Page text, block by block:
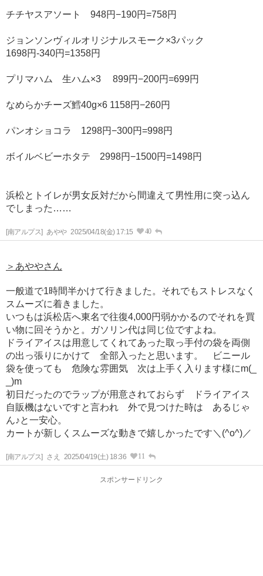
チチヤスアソート 948円−190円=758円
ジョンソンヴィルオリジナルスモーク×3パック
1698円-340円=1358円
プリマハム 生ハム×3 899円−200円=699円
なめらかチーズ鱈40g×6 1158円−260円
パンオショコラ 1298円−300円=998円
ボイルベビーホタテ 2998円−1500円=1498円
浜松とトイレが男女反対だから間違えて男性用に突っ込ん
でしまった……
[南アルプス] あやや 2025/04/18(金) 17:15 40
＞あややさん
一般道で1時間半かけて行きました。それでもストレスなく
スムーズに着きました。
いつもは浜松店へ東名で往復4,000円弱かかるのでそれを買
い物に回そうかと。ガソリン代は同じ位ですよね。
ドライアイスは用意してくれてあった取っ手付の袋を両側
の出っ張りにかけて 全部入ったと思います。 ビニール
袋を使っても 危険な雰囲気 次は上手く入ります様にm(_
_)m
初日だったのでラップが用意されておらず ドライアイス
自販機はないですと言われ 外で見つけた時は あるじゃ
ん♪と一安心。
カートが新しくスムーズな動きで嬉しかったです＼(^o^)／
[南アルプス] さえ 2025/04/19(土) 18:36 11
スポンサードリンク